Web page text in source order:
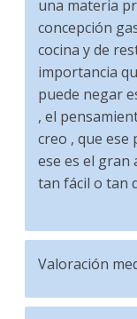
una materia
concepción
cocina y de
importancia
puede negar
, el
creo , que ese
ese es el gran
tan fácil o tan
Valoración